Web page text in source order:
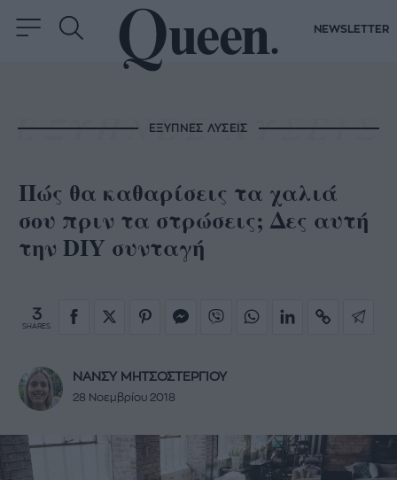
NEWSLETTER
ΕΞΥΠΝΕΣ ΛΥΣΕΙΣ
Πώς θα καθαρίσεις τα χαλιά
σου πριν τα στρώσεις; Δες αυτή
την DIY συνταγή
3
SHARES
ΝΑΝΣΥ ΜΗΤΣΟΣΤΕΡΓΙΟΥ
28 Νοεμβρίου 2018